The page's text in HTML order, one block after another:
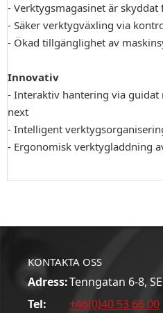
- Verktygsmagasinet är skyddat
- Säker verktygväxling via
- Ökad tillgänglighet av
Innovativ
- Interaktiv hantering via guidat
next
- Intelligent
- Ergonomisk verktygladdning
KONTAKTA OSS
Adress:Tenngatan 6-8,
Tel:
+46(0)40 53 66 00